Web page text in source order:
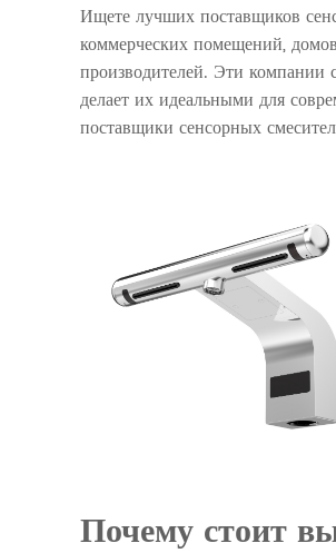
Ищете лучших поставщиков
коммерческих помещений,
производителей. Эти компании
делает их идеальными для
поставщики сенсорных
Почему стоит